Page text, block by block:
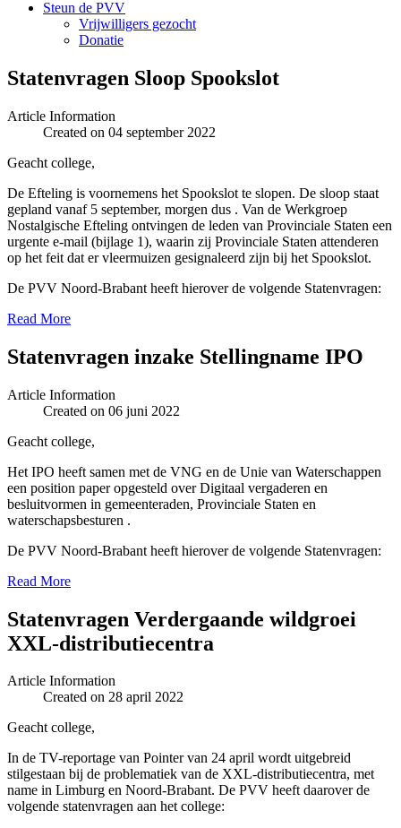
Steun de PVV
Vrijwilligers gezocht
Donatie
Statenvragen Sloop Spookslot
Article Information
Created on 04 september 2022
Geacht college,
De Efteling is voornemens het Spookslot te slopen. De sloop staat
gepland vanaf 5 september, morgen dus . Van de Werkgroep
Nostalgische Efteling ontvingen de leden van Provinciale Staten een
urgente e-mail (bijlage 1), waarin zij Provinciale Staten attenderen
op het feit dat er vleermuizen gesignaleerd zijn bij het Spookslot.
De PVV Noord-Brabant heeft hierover de volgende Statenvragen:
Read More
Statenvragen inzake Stellingname IPO
Article Information
Created on 06 juni 2022
Geacht college,
Het IPO heeft samen met de VNG en de Unie van Waterschappen
een position paper opgesteld over Digitaal vergaderen en
besluitvormen in gemeenteraden, Provinciale Staten en
waterschapsbesturen .
De PVV Noord-Brabant heeft hierover de volgende Statenvragen:
Read More
Statenvragen Verdergaande wildgroei
XXL-distributiecentra
Article Information
Created on 28 april 2022
Geacht college,
In de TV-reportage van Pointer van 24 april wordt uitgebreid
stilgestaan bij de problematiek van de XXL-distributiecentra, met
name in Limburg en Noord-Brabant. De PVV heeft daarover de
volgende statenvragen aan het college: